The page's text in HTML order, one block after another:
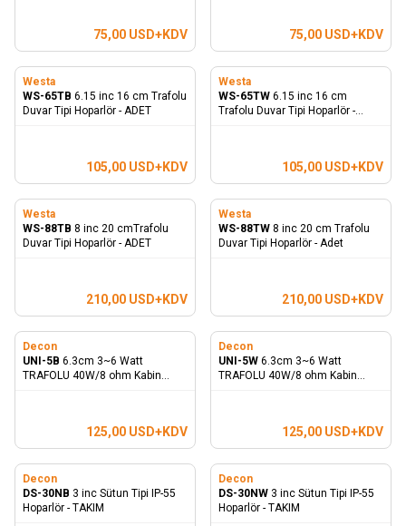
75,00 USD+KDV 75,00 USD+KDV
Westa
WS-65TB 6.15 inc 16 cm Trafolu
Duvar Tipi Hoparlör - ADET
105,00 USD+KDV
Westa
WS-65TW 6.15 inc 16 cm
Trafolu Duvar Tipi Hoparlör -
105,00 USD+KDV
Westa
WS-88TB 8 inc 20 cmTrafolu
Duvar Tipi Hoparlör - ADET
210,00 USD+KDV
Westa
WS-88TW 8 inc 20 cm Trafolu
Duvar Tipi Hoparlör - Adet
210,00 USD+KDV
Decon
UNI-5B 6.3cm 3~6 Watt
TRAFOLU 40W/8 ohm Kabin
125,00 USD+KDV
Decon
UNI-5W 6.3cm 3~6 Watt
TRAFOLU 40W/8 ohm Kabin
125,00 USD+KDV
Decon
DS-30NB 3 inc Sütun Tipi IP-55
Hoparlör - TAKIM
Decon
DS-30NW 3 inc Sütun Tipi IP-55
Hoparlör - TAKIM